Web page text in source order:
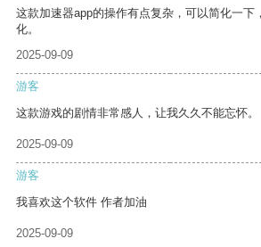
这款加速器app的操作有点复杂，可以简化一下
化。
2025-09-09
游客
这款游戏的剧情非常感人，让我久久不能忘怀。
2025-09-09
游客
我喜欢这个软件 作者加油
2025-09-09